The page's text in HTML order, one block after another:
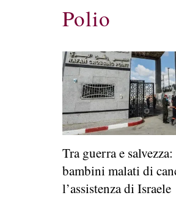
Polio
Tra guerra e
bambini malati di
l’assistenza di Israele